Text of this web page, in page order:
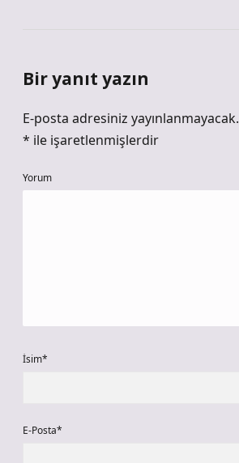
Bir yanıt yazın
E-posta adresiniz yayınlanmayacak.
* ile işaretlenmişlerdir
Yorum
İsim*
E-Posta*